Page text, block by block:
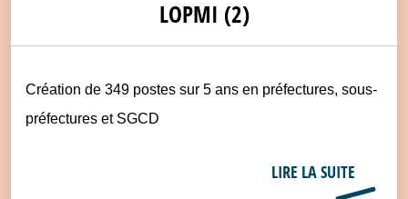
LOPMI (2)
Création de 349 postes sur 5 ans en préfectures, sous-
préfectures et SGCD
LIRE LA SUITE